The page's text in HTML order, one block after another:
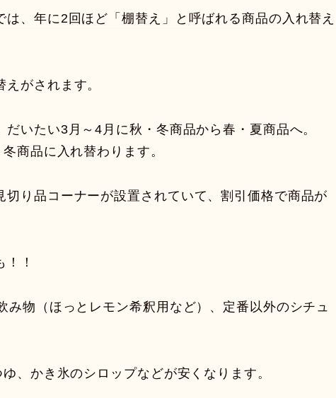
、年に2回ほど「棚替え」と呼ばれる商品の入れ替え
がされます。
いたい3月～4月に秋・冬商品から春・夏商品へ。
商品に入れ替わります。
り品コーナーが設置されていて、割引価格で商品が
！
み物（ほっとレモン希釈用など）、定番以外のシチュ
、かき氷のシロップなどが安くなります。